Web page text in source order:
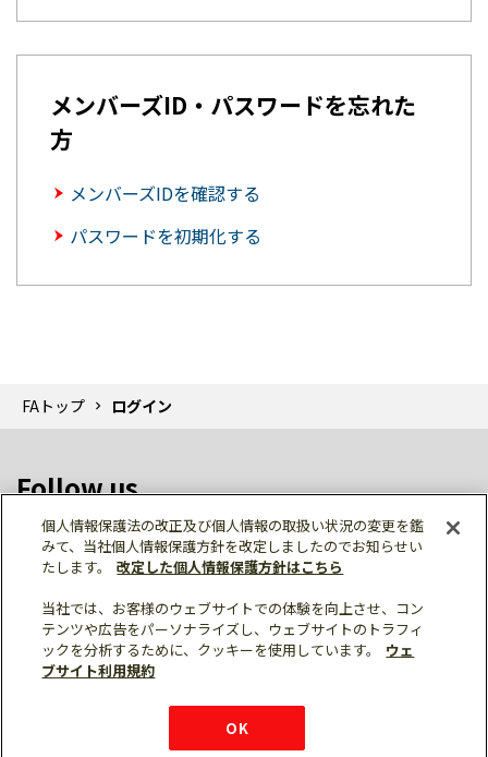
メンバーズID・パスワードを忘れた
方
メンバーズIDを確認する
パスワードを初期化する
FAトップ ログイン
Follow us
個人情報保護 利用規約
ご利用にあたって
サイトマップ
三菱電機トップ
個人情報保護法の改正及び個人情報の取扱い状況の変更を鑑
みて、当社個人情報保護方針を改定しましたのでお知らせい
たします。
改定した個人情報保護方針はこちら
当社では、お客様のウェブサイトでの体験を向上させ、コン
テンツや広告をパーソナライズし、ウェブサイトのトラフィ
ックを分析するために、クッキーを使用しています。
ウェ
ブサイト利用規約
OK
チャットサービス